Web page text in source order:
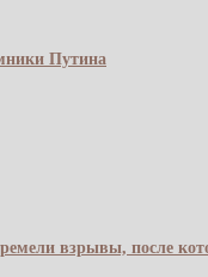
Путина
взрывы, после